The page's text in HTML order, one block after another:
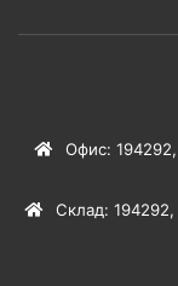
Офис: 194292,
Склад: 194292,